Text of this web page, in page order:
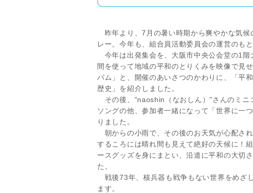
昨年より、7月の暑い時期から爽やかな気候
レー。今年も、組合員活動委員会の運営のも
今年は出発集会を、大阪市中央公会堂の1階
間を使って地域の平和のとりくみを映像で見
バム」と、開催のあいさつのかわりに、「平
歴史」を紹介しました。
その後、"naoshin（なおしん）"さんのミニ
ソングの他、参加者一緒になって「世界に一
りました。
朝からの小雨で、その後のお天気が心配さ
するころには晴れ間も見えて絶好の天候に！
ースグッズを身にまとい、沿道に平和の大切
た。
戦後73年、核兵器も戦争もない世界をめざ
ます。